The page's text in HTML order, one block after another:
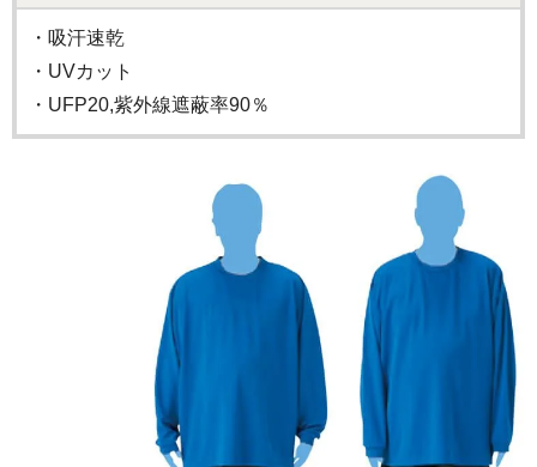
・吸汗速乾
・UVカット
・UFP20,紫外線遮蔽率90％